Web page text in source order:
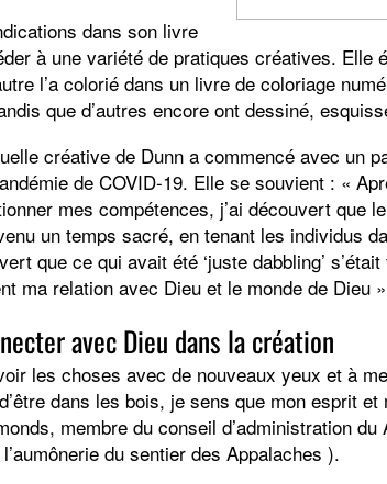
dans son livre
à une variété de pratiques créatives. Elle
l’a colorié dans un livre de coloriage
que d’autres encore ont dessiné,
créative de Dunn a commencé avec un
de COVID-19. Elle se souvient : «
mes compétences, j’ai découvert que
un temps sacré, en tenant les individus
que ce qui avait été ‘juste dabbling’
ma relation avec Dieu et le monde de Dieu
avec Dieu dans la création
les choses avec de nouveaux yeux et à
dans les bois, je sens que mon esprit
membre du conseil d’administration du
du sentier des Appalaches ).